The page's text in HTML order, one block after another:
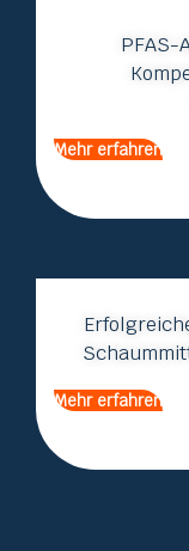
PFAS-
Mehr erfahren
Mehr erfahren